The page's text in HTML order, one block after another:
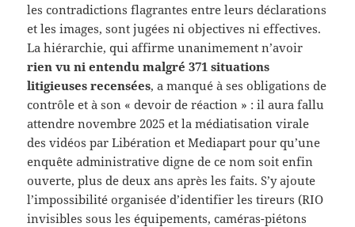
les contradictions flagrantes entre leurs déclarations
et les images, sont jugées ni objectives ni effectives.
La hiérarchie, qui affirme unanimement n’avoir
rien vu ni entendu malgré 371 situations
litigieuses recensées, a manqué à ses obligations de
contrôle et à son « devoir de réaction » : il aura fallu
attendre novembre 2025 et la médiatisation virale
des vidéos par Libération et Mediapart pour qu’une
enquête administrative digne de ce nom soit enfin
ouverte, plus de deux ans après les faits. S’y ajoute
l’impossibilité organisée d’identifier les tireurs (RIO
invisibles sous les équipements, caméras-piétons